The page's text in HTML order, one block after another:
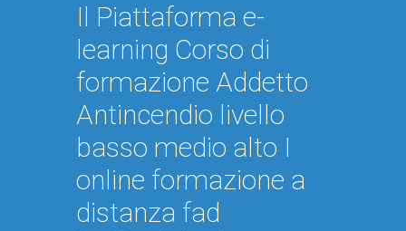
Il Piattaforma e-
learning Corso di
formazione Addetto
Antincendio livello
basso medio alto I
online formazione a
distanza fad